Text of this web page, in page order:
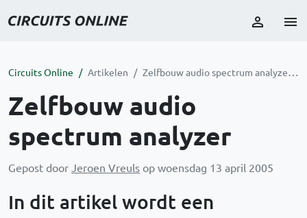
Circuits Online Artikelen Zelfbouw audio spectrum analyzer
Zelfbouw audio
spectrum analyzer
Gepost door Jeroen Vreuls op woensdag 13 april 2005
In dit artikel wordt een